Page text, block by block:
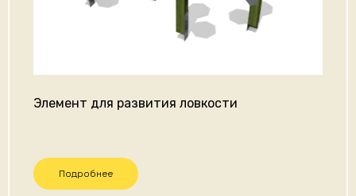
Элемент для развития ловкости
Подробнее